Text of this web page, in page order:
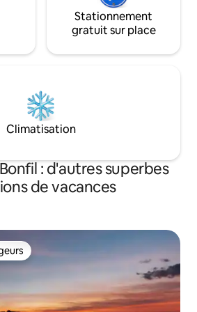
Stationnement
gratuit sur place
Climatisation
: d'autres superbes
de vacances